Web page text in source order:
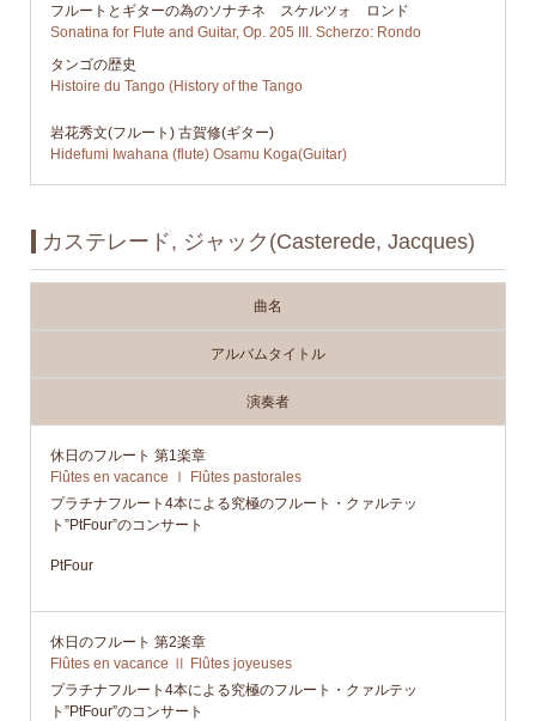
フルートとギターの為のソナチネ スケルツォ ロンド
Sonatina for Flute and Guitar, Op. 205 III. Scherzo: Rondo
タンゴの歴史
Histoire du Tango (History of the Tango
岩花秀文(フルート) 古賀修(ギター)
Hidefumi Iwahana (flute) Osamu Koga(Guitar)
カステレード, ジャック(Casterede, Jacques)
曲名
アルバムタイトル
演奏者
休日のフルート 第1楽章
Flûtes en vacance Ⅰ Flûtes pastorales
プラチナフルート4本による究極のフルート・クァルテッ
ト”PtFour”のコンサート
PtFour
休日のフルート 第2楽章
Flûtes en vacance Ⅱ Flûtes joyeuses
プラチナフルート4本による究極のフルート・クァルテッ
ト”PtFour”のコンサート